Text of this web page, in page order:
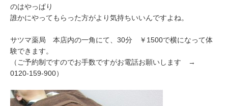
のはやっぱり
誰かにやってもらった方がより気持ちいいんですよね。
サツマ薬局 本店内の一角にて、30分 ￥1500で横になって体
験できます。
（ご予約制ですのでお手数ですがお電話お願いします →
0120-159-900）